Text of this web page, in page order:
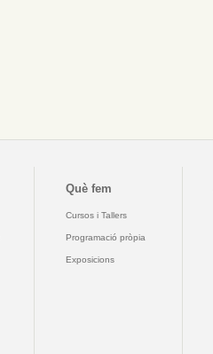
Què fem
Cursos i Tallers
Programació pròpia
Exposicions